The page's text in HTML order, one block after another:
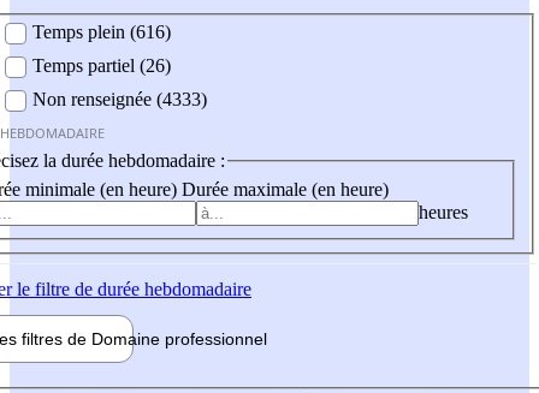
Temps plein (616)
Temps partiel (26)
Non renseignée (4333)
la durée hebdomadaire :
minimale (en heure) Durée maximale (en heure)
heures
le filtre de durée hebdomadaire
filtres de Domaine professionnel